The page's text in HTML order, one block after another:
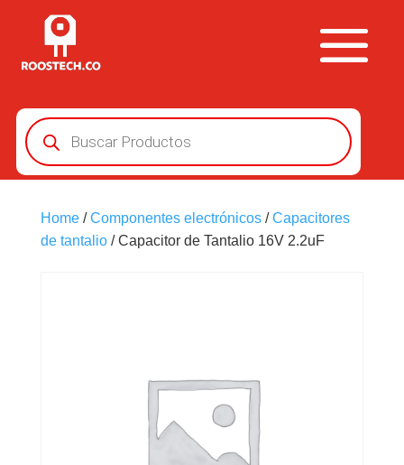
Búsqueda
de
productos
Home/Componentes electrónicos/Capacitores
de tantalio/ Capacitor de Tantalio 16V 2.2uF